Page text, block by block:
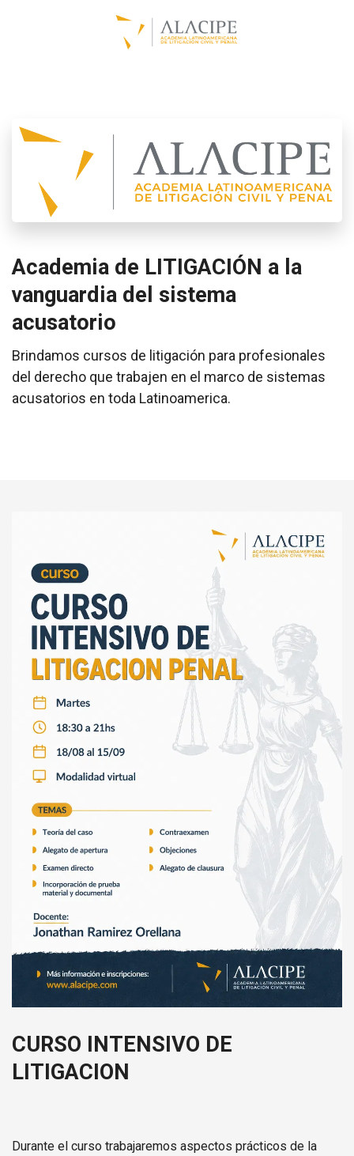
Academia de LITIGACIÓN a la
vanguardia del sistema
acusatorio
Brindamos cursos de litigación para profesionales
del derecho que trabajen en el marco de sistemas
acusatorios en toda Latinoamerica.
CURSO INTENSIVO DE
LITIGACION
Durante el curso trabajaremos aspectos prácticos de la